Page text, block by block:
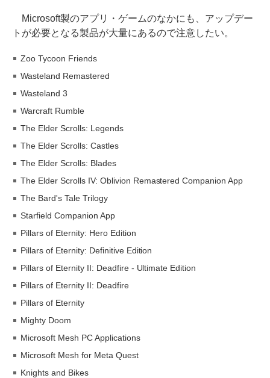
Microsoft製のアプリ・ゲームのなかにも、アップデー
トが必要となる製品が大量にあるので注意したい。
Zoo Tycoon Friends
Wasteland Remastered
Wasteland 3
Warcraft Rumble
The Elder Scrolls: Legends
The Elder Scrolls: Castles
The Elder Scrolls: Blades
The Elder Scrolls IV: Oblivion Remastered Companion App
The Bard's Tale Trilogy
Starfield Companion App
Pillars of Eternity: Hero Edition
Pillars of Eternity: Definitive Edition
Pillars of Eternity II: Deadfire - Ultimate Edition
Pillars of Eternity II: Deadfire
Pillars of Eternity
Mighty Doom
Microsoft Mesh PC Applications
Microsoft Mesh for Meta Quest
Knights and Bikes